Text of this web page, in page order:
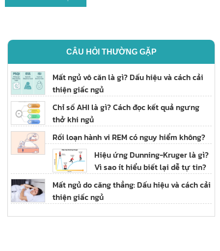
CÂU HỎI THƯỜNG GẶP
Mất ngủ vô căn là gì? Dấu hiệu và cách cải
thiện giấc ngủ
Chỉ số AHI là gì? Cách đọc kết quả ngưng
thở khi ngủ
Rối loạn hành vi REM có nguy hiểm không?
Hiệu ứng Dunning-Kruger là gì?
Vì sao ít hiểu biết lại dễ tự tin?
Mất ngủ do căng thẳng: Dấu hiệu và cách cải
thiện giấc ngủ